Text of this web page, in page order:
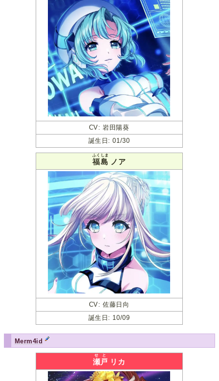
CV: 岩田陽葵
誕生日: 01/30
福島
ふくしま
ノア
CV: 佐藤日向
誕生日: 10/09
Merm4id
瀬戸
せと
リカ